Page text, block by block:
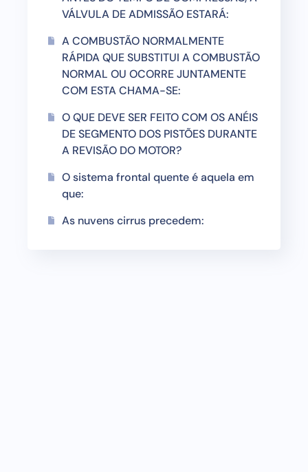
VÁLVULA DE ADMISSÃO ESTARÁ:
A COMBUSTÃO NORMALMENTE
RÁPIDA QUE SUBSTITUI A COMBUSTÃO
NORMAL OU OCORRE JUNTAMENTE
COM ESTA CHAMA-SE:
O QUE DEVE SER FEITO COM OS ANÉIS
DE SEGMENTO DOS PISTÕES DURANTE
A REVISÃO DO MOTOR?
O sistema frontal quente é aquela em
que:
As nuvens cirrus precedem: